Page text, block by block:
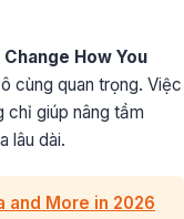
How You
cùng quan trọng. Việc
chỉ giúp nâng tầm
lâu dài.
and More in 2026